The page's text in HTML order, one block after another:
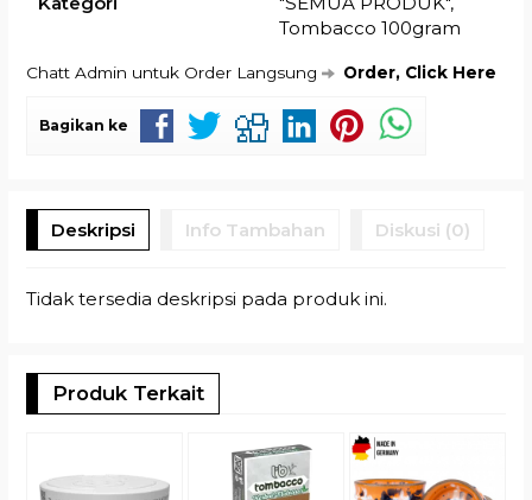
Tombacco 100gram
Chatt Admin untuk Order Langsung Order, Click Here
Bagikan ke
Deskripsi Info Tambahan Diskusi (0)
Tidak tersedia deskripsi pada produk ini.
Produk Terkait